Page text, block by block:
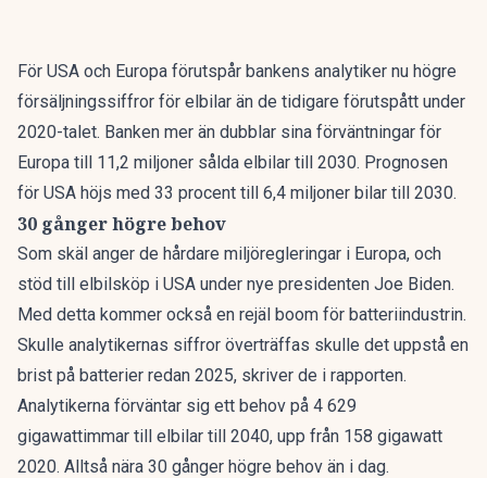
För USA och Europa förutspår bankens analytiker nu högre
försäljningssiffror för elbilar än de tidigare förutspått under
2020-talet. Banken mer än dubblar sina förväntningar för
Europa till 11,2 miljoner sålda elbilar till 2030. Prognosen
för USA höjs med 33 procent till 6,4 miljoner bilar till 2030.
30 gånger högre behov
Som skäl anger de hårdare miljöregleringar i Europa, och
stöd till elbilsköp i USA under nye presidenten Joe Biden.
Med detta kommer också en rejäl boom för batteriindustrin.
Skulle analytikernas siffror överträffas skulle det uppstå en
brist på batterier redan 2025, skriver de i rapporten.
Analytikerna förväntar sig ett behov på 4 629
gigawattimmar till elbilar till 2040, upp från 158 gigawatt
2020. Alltså nära 30 gånger högre behov än i dag.